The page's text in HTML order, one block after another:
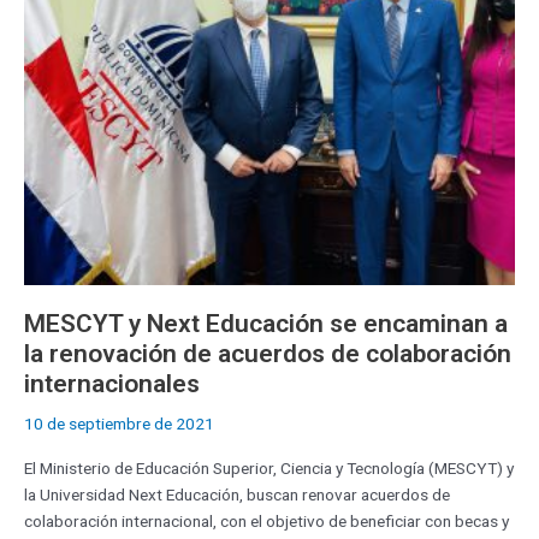
MESCYT y Next Educación se encaminan a
la renovación de acuerdos de colaboración
internacionales
10 de septiembre de 2021
El Ministerio de Educación Superior, Ciencia y Tecnología (MESCYT) y
la Universidad Next Educación, buscan renovar acuerdos de
colaboración internacional, con el objetivo de beneficiar con becas y
encaminan
la
renovación
acuerdos
de
colaboración
internacionales